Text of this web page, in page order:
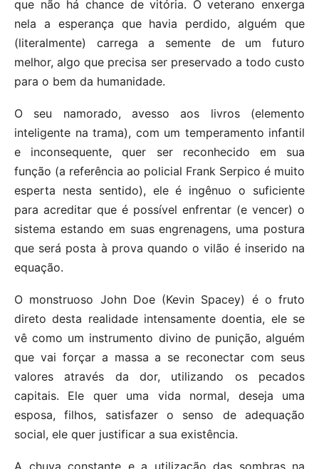
que não há chance de vitória. O veterano enxerga
nela a esperança que havia perdido, alguém que
(literalmente) carrega a semente de um futuro
melhor, algo que precisa ser preservado a todo custo
para o bem da humanidade.
O seu namorado, avesso aos livros (elemento
inteligente na trama), com um temperamento infantil
e inconsequente, quer ser reconhecido em sua
função (a referência ao policial Frank Serpico é muito
esperta nesta sentido), ele é ingênuo o suficiente
para acreditar que é possível enfrentar (e vencer) o
sistema estando em suas engrenagens, uma postura
que será posta à prova quando o vilão é inserido na
equação.
O monstruoso John Doe (Kevin Spacey) é o fruto
direto desta realidade intensamente doentia, ele se
vê como um instrumento divino de punição, alguém
que vai forçar a massa a se reconectar com seus
valores através da dor, utilizando os pecados
capitais. Ele quer uma vida normal, deseja uma
esposa, filhos, satisfazer o senso de adequação
social, ele quer justificar a sua existência.
A chuva constante e a utilização das sombras na